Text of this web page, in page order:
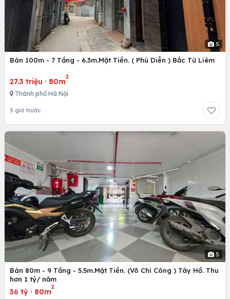
5
Bán 100m - 7 Tầng - 6.3m.Mặt Tiền. ( Phú Diễn ) Bắc Từ Liêm
27.3 triệu · 80m
2
Thành phố Hà Nội
5 giờ trước
5
Bán 80m - 9 Tầng - 5.5m.Mặt Tiền. (Võ Chí Công ) Tây Hồ. Thu
hơn 1 tỷ/ năm
36 tỷ · 80m
2